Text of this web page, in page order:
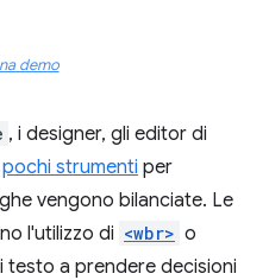
demo
, i designer, gli editor di
pochi strumenti per
vengono bilanciate. Le
l'utilizzo di <wbr> o
testo a prendere decisioni